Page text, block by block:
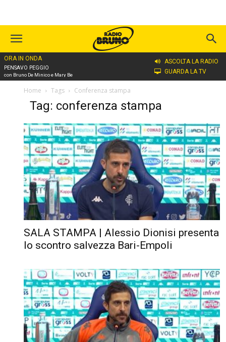
ORA IN ONDA
PENSAVO PEGGIO
con Bruno De Minico e Mary Be
ASCOLTA LA RADIO
GUARDA LA TV
Home Tags Conferenza stampa
Tag: conferenza stampa
SALA STAMPA | Alessio Dionisi presenta
lo scontro salvezza Bari-Empoli